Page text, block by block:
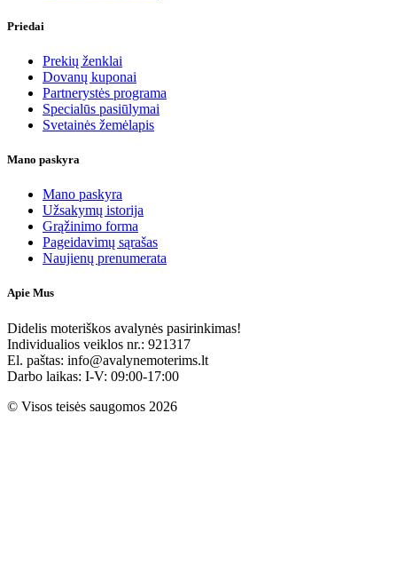
Priedai
Prekių ženklai
Dovanų kuponai
Partnerystės programa
Specialūs pasiūlymai
Svetainės žemėlapis
Mano paskyra
Mano paskyra
Užsakymų istorija
Grąžinimo forma
Pageidavimų sąrašas
Naujienų prenumerata
Apie Mus
Didelis moteriškos avalynės pasirinkimas!
Individualios veiklos nr.: 921317
El. paštas: info@avalynemoterims.lt
Darbo laikas: I-V: 09:00-17:00
© Visos teisės saugomos 2026